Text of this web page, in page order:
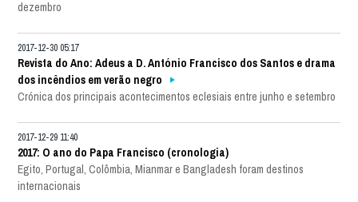
dezembro
2017-12-30 05:17
Revista do Ano: Adeus a D. António Francisco dos Santos e drama
dos incêndios em verão negro
Crónica dos principais acontecimentos eclesiais entre junho e setembro
2017-12-29 11:40
2017: O ano do Papa Francisco (cronologia)
Egito, Portugal, Colômbia, Mianmar e Bangladesh foram destinos
internacionais